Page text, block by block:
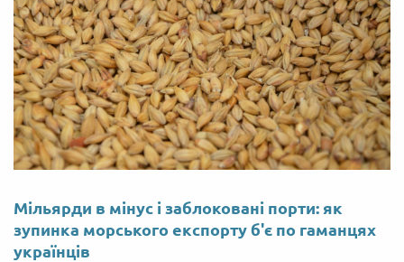
Мільярди в мінус і заблоковані порти: як
зупинка морського експорту б'є по гаманцях
українців